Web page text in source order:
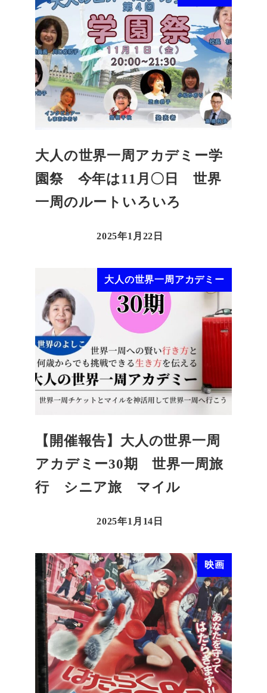
大人の世界一周アカデミー学
園祭 今年は11月〇日 世界
一周のルートいろいろ
2025年1月22日
大人の世界一周アカデミー
【開催報告】大人の世界一周
アカデミー30期 世界一周旅
行 シニア旅 マイル
2025年1月14日
映画